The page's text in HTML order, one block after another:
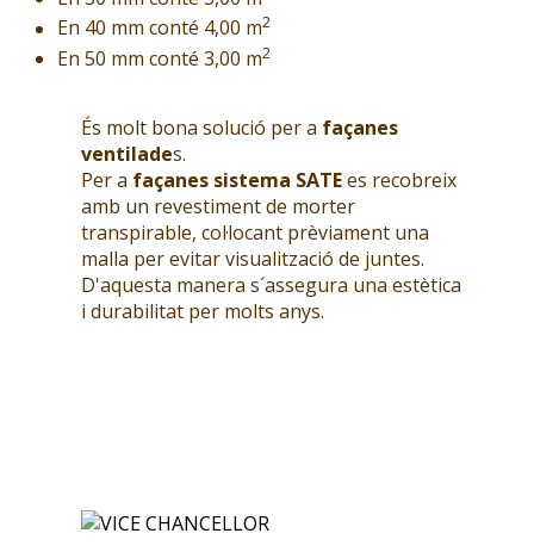
En 40 mm conté 4,00 m2
En 50 mm conté 3,00 m2
És molt bona solució per a façanes
ventilades.
Per a façanes sistema SATEes recobreix
amb un revestiment de morter
transpirable, col·locant prèviament una
malla per evitar visualització de juntes.
D'aquesta manera s´assegura una estètica
i durabilitat per molts anys.